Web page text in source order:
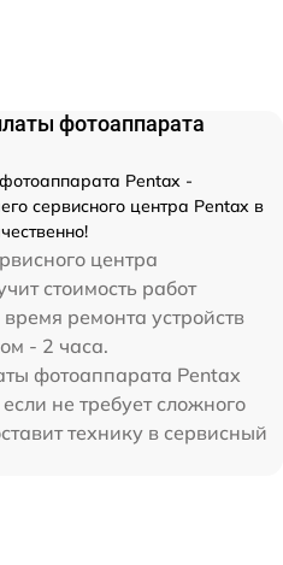
фотоаппарата
Pentax -
сервисного центра Pentax в
центра
стоимость работ
ремонта устройств
- 2 часа.
фотоаппарата Pentax
не требует сложного
технику в сервисный